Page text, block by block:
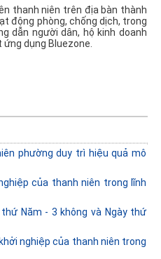
thanh niên trên địa bàn thành
động phòng, chống dịch, trong
dẫn người dân, hộ kinh doanh
dụng Bluezone.
phường duy trì hiệu quả mô
của thanh niên trong lĩnh
Năm - 3 không và Ngày thứ
nghiệp của thanh niên trong